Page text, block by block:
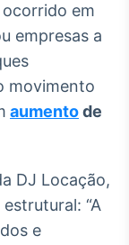
em
empresas a
movimento
aumentode
DJ Locação,
“A
e